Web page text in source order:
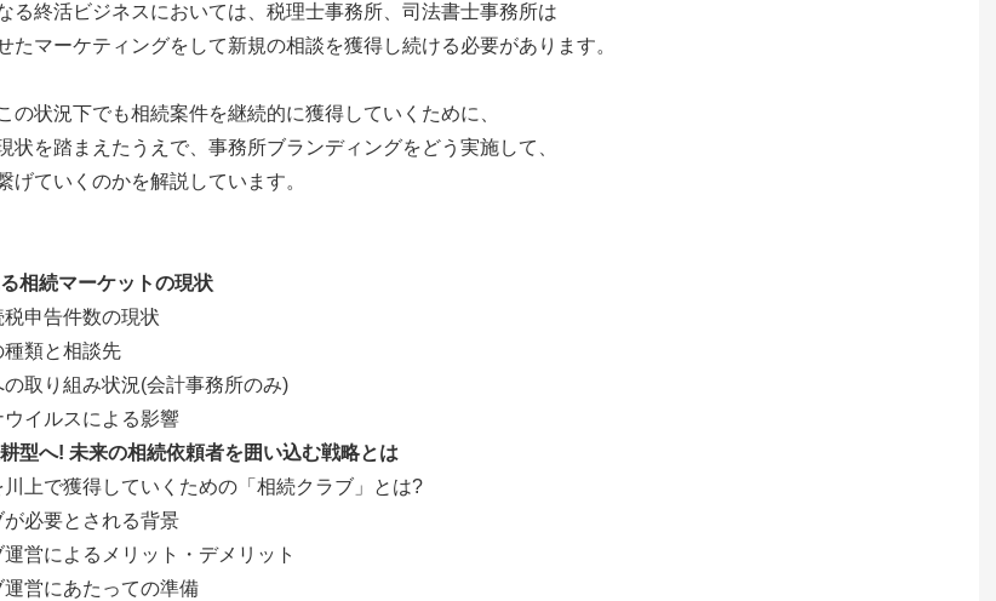
る終活ビジネスにおいては、税理士事務所、司法書士事務所は
たマーケティングをして新規の相談を獲得し続ける必要があります。
の状況下でも相続案件を継続的に獲得していくために、
状を踏まえたうえで、事務所ブランディングをどう実施して、
げていくのかを解説しています。
相続マーケットの現状
税申告件数の現状
種類と相談先
の取り組み状況(会計事務所のみ)
ウイルスによる影響
型へ! 未来の相続依頼者を囲い込む戦略とは
川上で獲得していくための「相続クラブ」とは?
が必要とされる背景
運営によるメリット・デメリット
運営にあたっての準備